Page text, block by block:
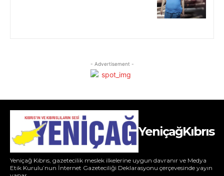
- Advertisement -
YeniçağKıbrıs
Yeniçağ Kıbrıs, gazetecilik meslek ilkelerine uygun davranır ve Medya
Etik Kurulu’nun İnternet Gazeteciliği Deklarasyonu çerçevesinde yayın